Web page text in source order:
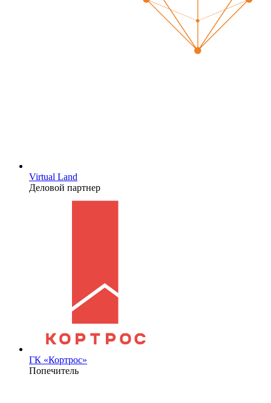
Virtual Land
Деловой партнер
ГК «Кортрос»
Попечитель